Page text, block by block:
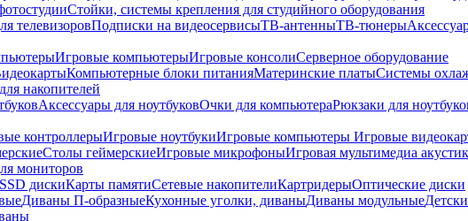
Стойки, системы крепления для студийного оборудования
телевизоровПодписки на видеосервисыТВ-антенныТВ-тюнеры
Игровые компьютерыИгровые консолиСерверное оборудование
Компьютерные блоки питанияМатеринские платыСистемы
накопителей
Аксессуары для ноутбуковОчки для компьютераРюкзаки для
контроллерыИгровые ноутбукиИгровые компьютеры Игровые
Столы геймерскиеИгровые микрофоныИгровая мультимедиа
мониторов
дискиКарты памятиСетевые накопителиКартридерыОптические диски
Диваны П-образныеКухонные уголки, диваныДиваны модульные